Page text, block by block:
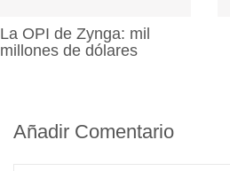
La OPI de Zynga: mil
millones de dólares
Añadir Comentario